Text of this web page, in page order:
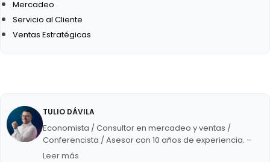
Mercadeo
Servicio al Cliente
Ventas Estratégicas
TULIO DÁVILA
Economista / Consultor en mercadeo y ventas /
Conferencista / Asesor con 10 años de experiencia. –
Panelista semanal en Circuito Éxitos de Unión Radio. –
Leer más